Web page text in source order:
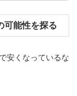
可能性を探る
安くなっているな